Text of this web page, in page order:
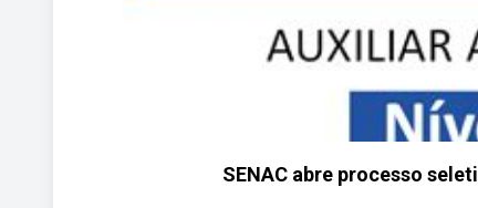
SENAC abre processo